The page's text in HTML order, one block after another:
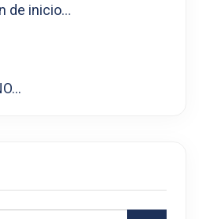
de inicio…